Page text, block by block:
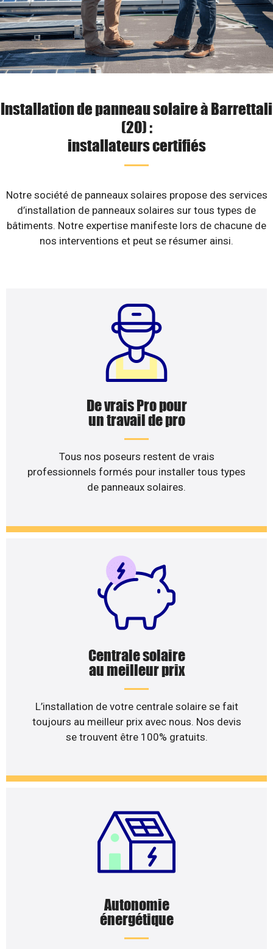
Installation de panneau solaire à Barrettali
(20) :
installateurs certifiés
Notre société de panneaux solaires propose des services
d’installation de panneaux solaires sur tous types de
bâtiments. Notre expertise manifeste lors de chacune de
nos interventions et peut se résumer ainsi.
De vrais Pro pour
un travail de pro
Tous nos poseurs restent de vrais
professionnels formés pour installer tous types
de panneaux solaires.
Centrale solaire
au meilleur prix
L’installation de votre centrale solaire se fait
toujours au meilleur prix avec nous. Nos devis
se trouvent être 100% gratuits.
Autonomie
énergétique